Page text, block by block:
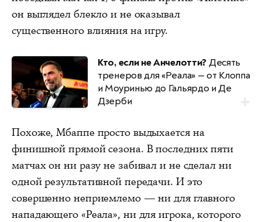
он выглядел блекло и не оказывал
существенного влияния на игру.
Кто, если не Анчелотти?Десять
тренеров для «Реала» — от Клоппа
и Моуринью до Гальярдо и Де
Дзерби
Похоже, Мбаппе просто выдыхается на
финишной прямой сезона. В последних пяти
матчах он ни разу не забивал и не сделал ни
одной результативной передачи. И это
совершенно неприемлемо — ни для главного
нападающего «Реала», ни для игрока, которого